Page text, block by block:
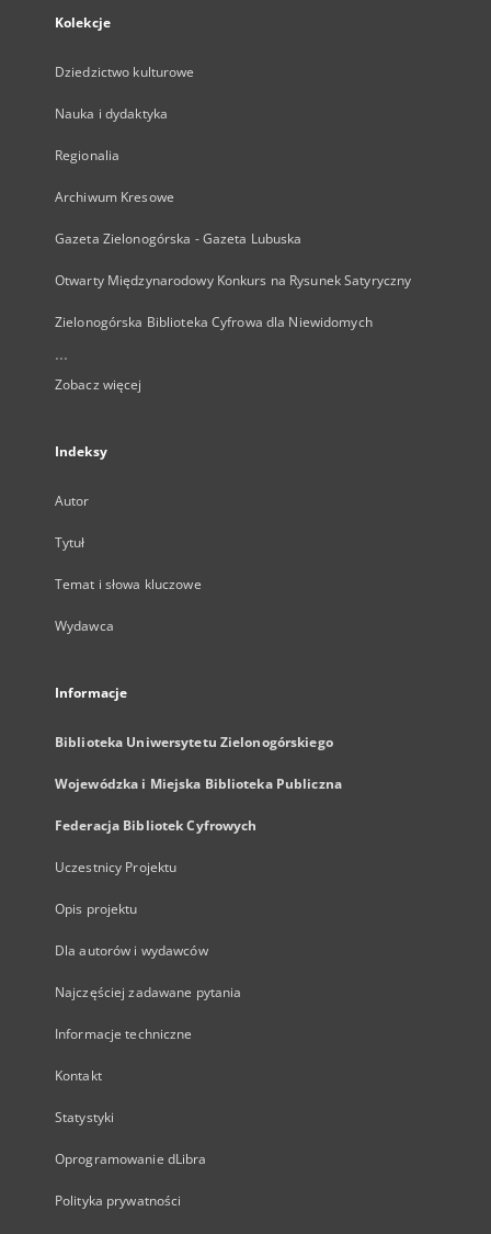
Kolekcje
Dziedzictwo kulturowe
Nauka i dydaktyka
Regionalia
Archiwum Kresowe
Gazeta Zielonogórska - Gazeta Lubuska
Otwarty Międzynarodowy Konkurs na Rysunek Satyryczny
Zielonogórska Biblioteka Cyfrowa dla Niewidomych
...
Zobacz więcej
Indeksy
Autor
Tytuł
Temat i słowa kluczowe
Wydawca
Informacje
Biblioteka Uniwersytetu Zielonogórskiego
Wojewódzka i Miejska Biblioteka Publiczna
Federacja Bibliotek Cyfrowych
Uczestnicy Projektu
Opis projektu
Dla autorów i wydawców
Najczęściej zadawane pytania
Informacje techniczne
Kontakt
Statystyki
Oprogramowanie dLibra
Polityka prywatności